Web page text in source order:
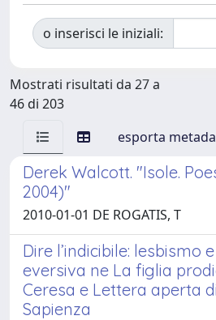
o inserisci le iniziali:
Mostrati risultati da 27 a
46 di 203
esporta
Derek Walcott. "Isole.
2004)"
2010-01-01 DE ROGATIS, T
Dire l’indicibile: lesbismo
eversiva ne La figlia
Ceresa e Lettera aperta
Sapienza